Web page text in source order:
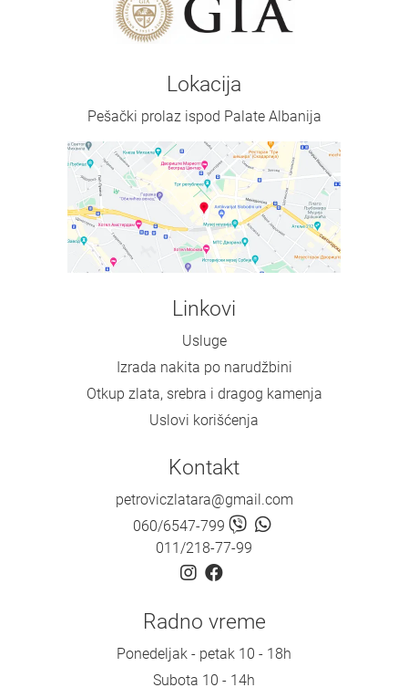
Lokacija
Pešački prolaz ispod Palate Albanija
Linkovi
Usluge
Izrada nakita po narudžbini
Otkup zlata, srebra i dragog kamenja
Uslovi korišćenja
Kontakt
petroviczlatara@gmail.com
060/6547-799
011/218-77-99
Radno vreme
Ponedeljak - petak 10 - 18h
Subota 10 - 14h